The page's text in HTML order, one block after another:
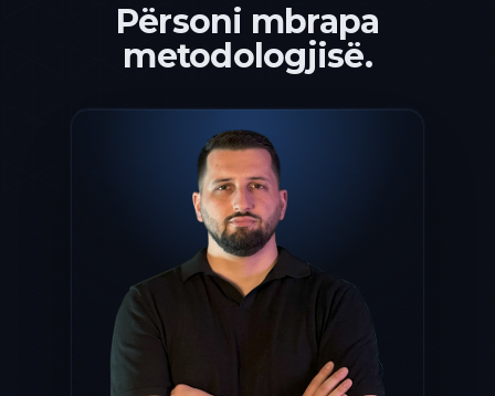
Përsoni mbrapa
metodologjisë.